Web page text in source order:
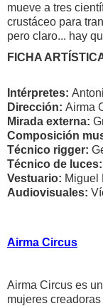
mueve a tres
crustáceo para
pero claro... hay
FICHA
Intérpretes:
Dirección: Airma
Mirada externa:
Composición
Técnico rigger:
Técnico de luces:
Vestuario: Miguel
Audiovisuales:
Airma Circus
Airma Circus es
mujeres